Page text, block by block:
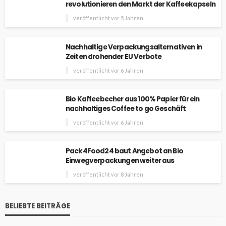
revolutionieren den Markt der Kaffeekapseln
veröffentlicht vor 5 Jahren
Nachhaltige Verpackungsalternativen in
Zeiten drohender EU Verbote
veröffentlicht vor 6 Jahren
Bio Kaffeebecher aus 100% Papier für ein
nachhaltiges Coffee to go Geschäft
veröffentlicht vor 6 Jahren
Pack4Food24 baut Angebot an Bio
Einwegverpackungen weiter aus
veröffentlicht vor 8 Jahren
BELIEBTE BEITRÄGE